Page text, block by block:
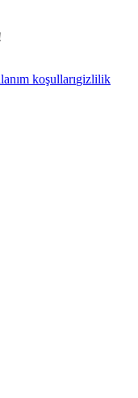
koşullarıgizlilik